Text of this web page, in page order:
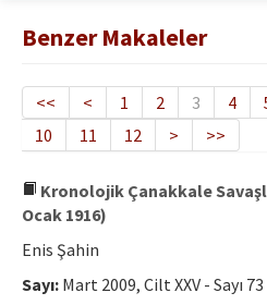
Yayın Politikası
Dergi Kurulları
Yayın İlkeleri
Etik İlkeler
Yazar Rehberi
Benzer Makaleler
<< < 1 2 3 4
10
11 12 > >>
Kronolojik Çanakkale
Ocak 1916)
Enis Şahin
Sayı: Mart 2009, Cilt XXV - Sayı 73